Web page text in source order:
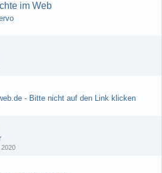
im Web
- Bitte nicht auf den Link klicken